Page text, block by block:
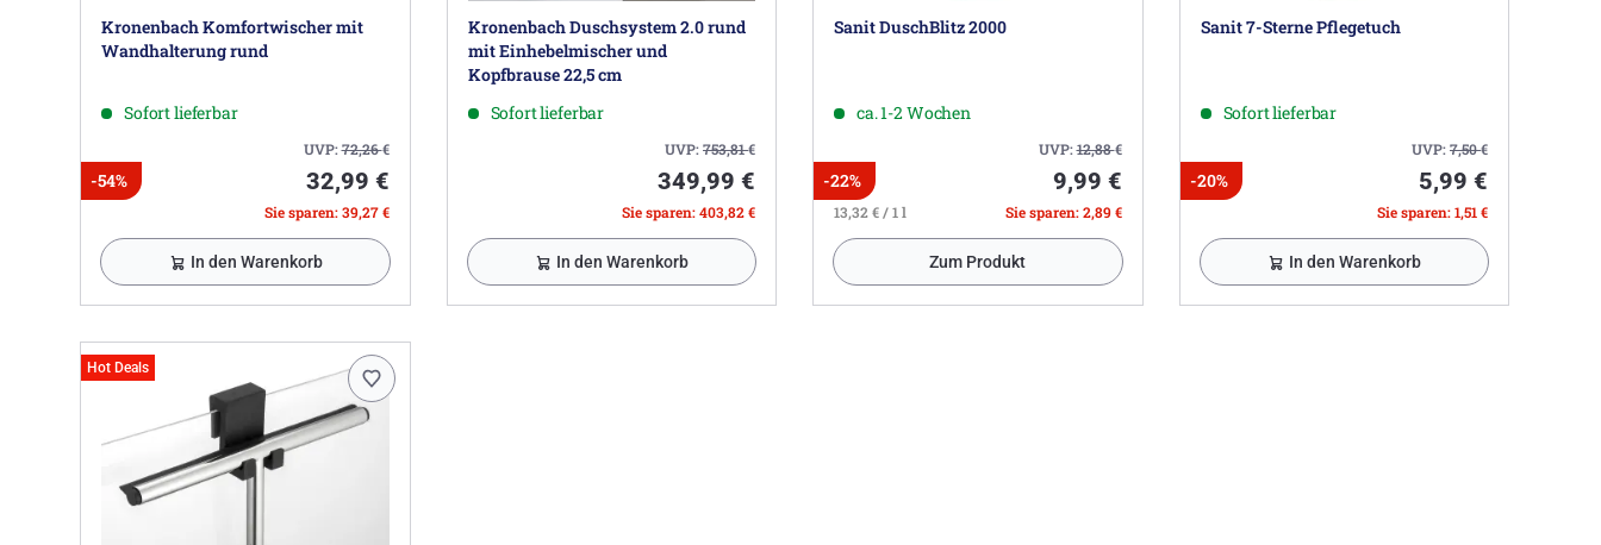
Kronenbach Komfortwischer mit
Wandhalterung rund
Sofort lieferbar
UVP:72,26€
-54% 32,99 €
Sie sparen: 39,27 €
In den Warenkorb
Kronenbach Duschsystem 2.0 rund
mit Einhebelmischer und
Kopfbrause 22,5 cm
Sofort lieferbar
UVP:753,81€
349,99 €
Sie sparen: 403,82 €
In den Warenkorb
Sanit DuschBlitz 2000
ca. 1-2 Wochen
UVP:12,88€
-22% 9,99 €
13,32 € / 1 l Sie sparen: 2,89 €
Zum Produkt
Sanit 7-Sterne Pflegetuch
Sofort lieferbar
UVP:7,50€
-20% 5,99 €
Sie sparen: 1,51 €
In den Warenkorb
Hot Deals